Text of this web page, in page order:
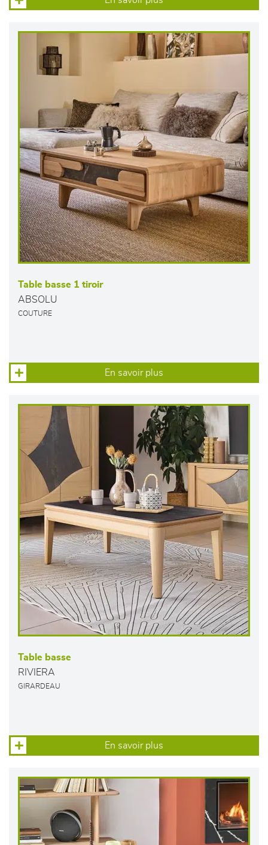
Table basse 1 tiroir
ABSOLU
COUTURE
En savoir plus
Table basse
RIVIERA
GIRARDEAU
En savoir plus